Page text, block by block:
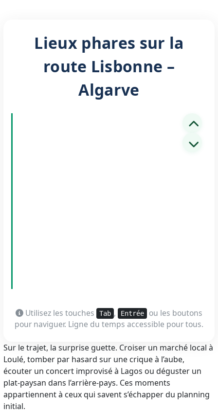
Lieux phares sur la
route Lisbonne –
Algarve
Utilisez les touches Tab , Entrée
ou les boutons
pour naviguer. Ligne du temps accessible pour tous.
Sur le trajet, la surprise guette. Croiser un marché local à
Loulé, tomber par hasard sur une crique à l’aube,
écouter un concert improvisé à Lagos ou déguster un
plat-paysan dans l’arrière-pays. Ces moments
appartiennent à ceux qui savent s’échapper du planning
initial.